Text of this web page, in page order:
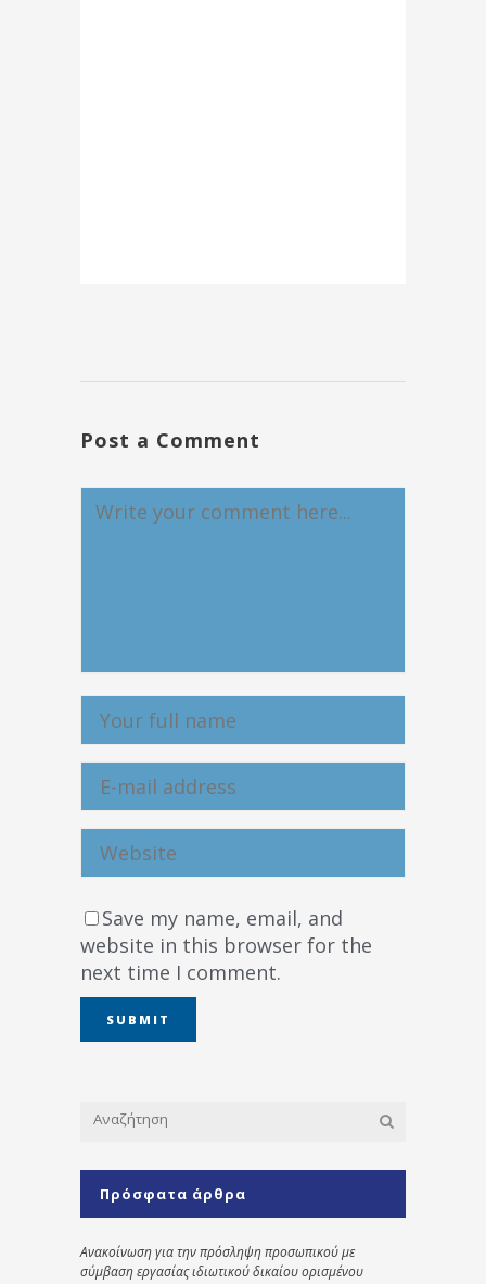
Post a Comment
Save my name, email, and
website in this browser for the
next time I comment.
Πρόσφατα άρθρα
Ανακοίνωση για την πρόσληψη προσωπικού με
σύμβαση εργασίας ιδιωτικού δικαίου ορισμένου